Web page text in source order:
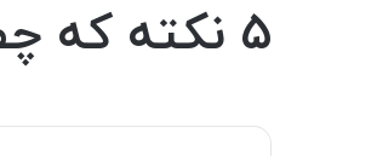
۵ نکته‌ که چطور بهترین ساز را برای فرزندتان انتخاب کنید